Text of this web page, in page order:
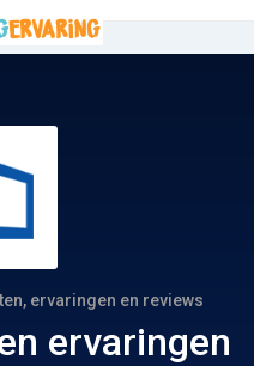
ervaringen en reviews
ervaringen